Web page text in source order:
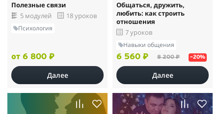
Полезные связи
5 модулей
18 уроков
Психология
от 6 800 ₽
Далее
Общаться, дружить,
любить: как строить
отношения
7 уроков
Навыки общения
6 560 ₽ 8 200 ₽ –20%
Далее